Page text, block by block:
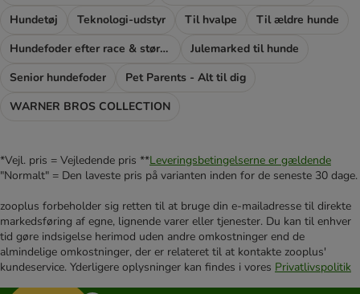
Hundetøj
Teknologi-udstyr Til hvalpe
Til ældre hunde
Hundefoder efter race & størrelse
Julemarked til hunde
Senior hundefoder
Pet Parents - Alt til dig
WARNER BROS COLLECTION
*Vejl. pris = Vejledende pris **Leveringsbetingelserne er gældende
"Normalt" = Den laveste pris på varianten inden for de seneste 30 dage.
zooplus forbeholder sig retten til at bruge din e-mailadresse til direkte
markedsføring af egne, lignende varer eller tjenester. Du kan til enhver
tid gøre indsigelse herimod uden andre omkostninger end de
almindelige omkostninger, der er relateret til at kontakte zooplus'
kundeservice. Yderligere oplysninger kan findes i vores Privatlivspolitik